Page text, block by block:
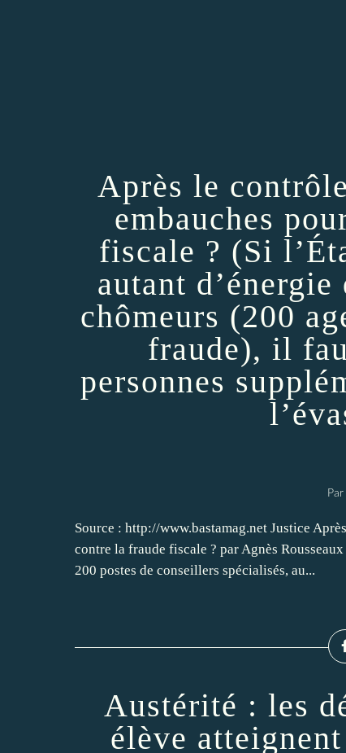
Après le
embauches
fiscale ? (Si
autant
chômeurs (200
fraude), il
personnes
Source : http://www.bastamag.net Justice
contre la fraude fiscale ? par Agnès
200 postes de conseillers spécialisés, au...
Austérité : les
élève